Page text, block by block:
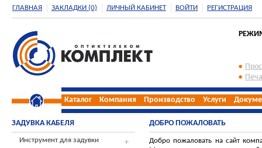
ГЛАВНАЯ ЗАКЛАДКИ (0) ЛИЧНЫЙ КАБИНЕТ ВОЙТИ РЕГИСТРАЦИЯ
Каталог Компания Производство Услуги
ЗАДУВКА КАБЕЛЯ
Инструмент для задувки
ДОБРО ПОЖАЛОВАТЬ
Добро пожаловать на сайт